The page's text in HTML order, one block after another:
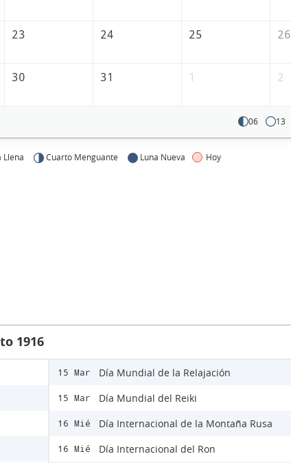
23 24 25 26
30 31 1 2
06 13
Llena Cuarto Menguante Luna Nueva Hoy
1916
15 Mar Día Mundial de la Relajación
15 Mar Día Mundial del Reiki
16 Mié Día Internacional de la Montaña Rusa
16 Mié Día Internacional del Ron